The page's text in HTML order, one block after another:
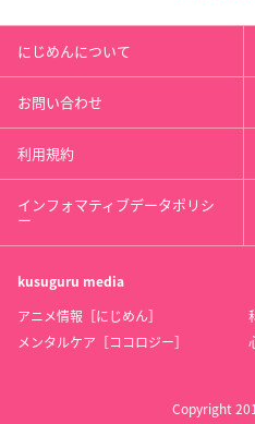
にじめんについて
お問い合わせ
利用規約
インフォマティブデータポリシ
ー
kusuguru media
アニメ情報［にじめん］
メンタルケア［ココロジー］
Copyright